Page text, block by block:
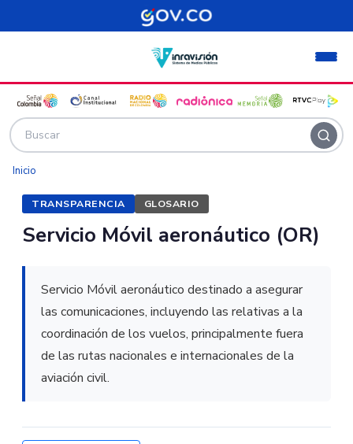
Pasar al contenido principal
Inicio
TRANSPARENCIA GLOSARIO
Servicio Móvil aeronáutico (OR)
Servicio Móvil aeronáutico destinado a asegurar
las comunicaciones, incluyendo las relativas a la
coordinación de los vuelos, principalmente fuera
de las rutas nacionales e internacionales de la
aviación civil.